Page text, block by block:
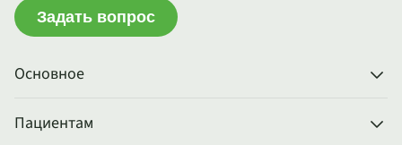
Основное
Пациентам
Задать вопрос